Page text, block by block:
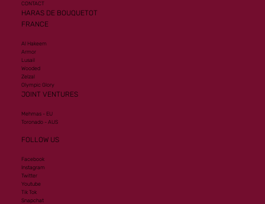
CONTACT
HARAS DE BOUQUETOT
FRANCE
Al Hakeem
Armor
Lusail
Wooded
Zelzal
Olympic Glory
JOINT VENTURES
Mehmas - EU
Toronado - AUS
FOLLOW US
Facebook
Instagram
Twitter
Youtube
Tik Tok
Snapchat